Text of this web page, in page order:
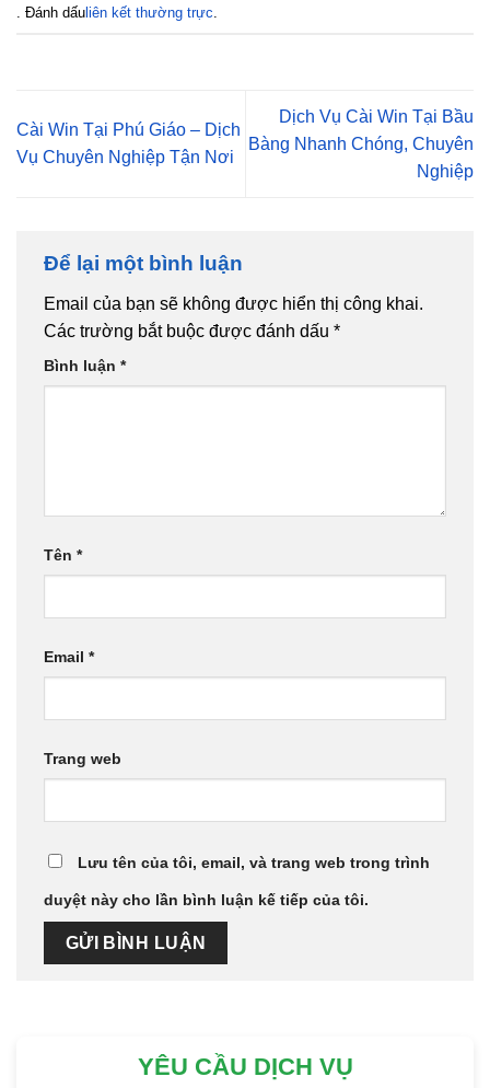
. Đánh dấu liên kết thường trực
Cài Win Tại Phú Giáo – Dịch
Vụ Chuyên Nghiệp Tận Nơi
Dịch Vụ Cài Win Tại Bầu
Bàng Nhanh Chóng, Chuyên
Nghiệp
Để lại một bình luận
Email của bạn sẽ không được hiển thị công khai.
Các trường bắt buộc được đánh dấu *
Bình luận *
Tên *
Email *
Trang web
Lưu tên của tôi, email, và trang web trong trình
duyệt này cho lần bình luận kế tiếp của tôi.
YÊU CẦU DỊCH VỤ